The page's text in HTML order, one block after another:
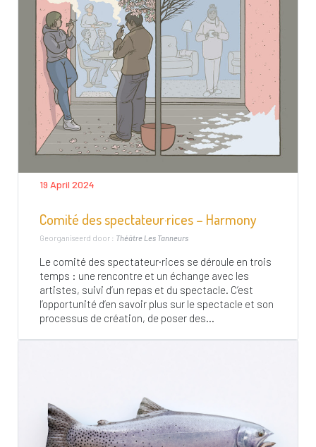
19 April 2024
Comité des spectateur·rices – Harmony
Georganiseerd door : Théâtre Les Tanneurs
Le comité des spectateur·rices se déroule en trois
temps : une rencontre et un échange avec les
artistes, suivi d’un repas et du spectacle. C’est
l’opportunité d’en savoir plus sur le spectacle et son
processus de création, de poser des...